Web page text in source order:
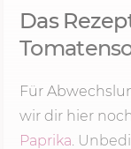
Das
Für
wir dir hier
Paprika .